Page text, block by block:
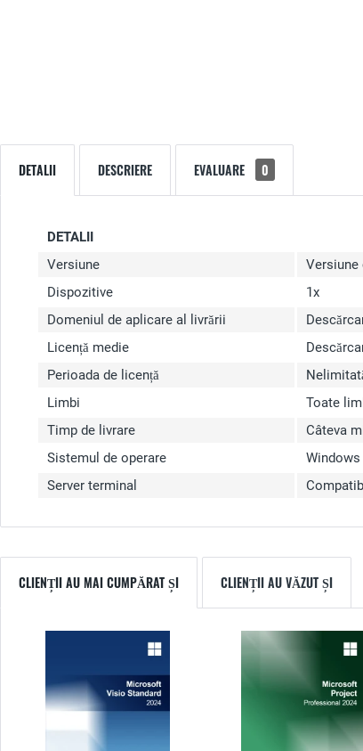
DETALII DESCRIERE EVALUARE 0
DETALII
Versiune
Versiune
Dispozitive
1x
Domeniul de aplicare al livrării
Licență medie
Perioada de licență
Limbi
Toate
Timp de livrare
Câteva
Sistemul de operare
Server terminal
CLIENȚII AU MAI CUMPĂRAT ȘI CLIENȚII AU VĂZUT ȘI